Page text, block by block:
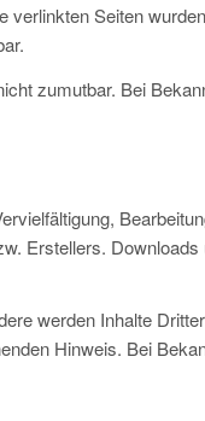
verlinkten Seiten
zumutbar. Bei
Erstellers.
werden Inhalte
Hinweis. Bei